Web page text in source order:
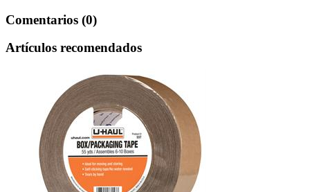
Comentarios (0)
Artículos recomendados